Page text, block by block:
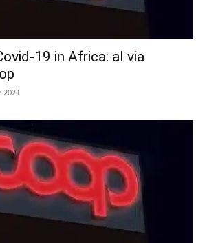
19 in Africa: al via
2021